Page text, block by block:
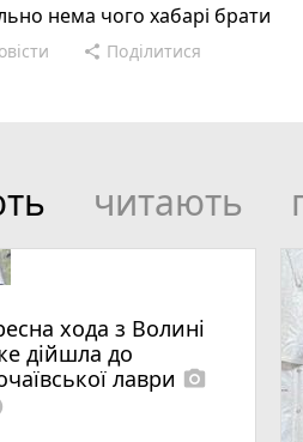
нема чого хабарі брати
share Поділитися
читають
хода з Волині
дійшла до
лаври photo_camera